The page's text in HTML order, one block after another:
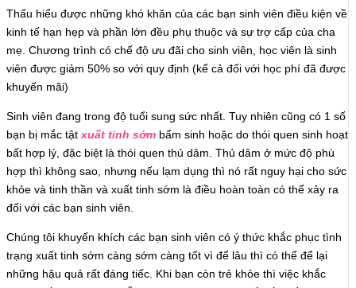
Thấu hiểu được những khó khăn của các bạn sinh viên điều kiện về
kinh tế hạn hẹp và phần lớn đều phụ thuộc và sự trợ cấp của cha
mẹ. Chương trình có chế độ ưu đãi cho sinh viên, học viên là sinh
viên được giảm 50% so với quy định (kể cả đối với học phí đã được
khuyến mãi)
Sinh viên đang trong độ tuổi sung sức nhất. Tuy nhiên cũng có 1 số
bạn bị mắc tậtxuất tinh sớmbẩm sinh hoặc do thói quen sinh hoạt
bất hợp lý, đặc biệt là thói quen thủ dâm. Thủ dâm ở mức độ phù
hợp thì không sao, nhưng nếu lạm dụng thì nó rất nguy hại cho sức
khỏe và tinh thần và xuất tinh sớm là điều hoàn toàn có thể xảy ra
đối với các bạn sinh viên.
Chúng tôi khuyến khích các bạn sinh viên có ý thức khắc phục tình
trạng xuất tinh sớm càng sớm càng tốt vì để lâu thì có thể để lại
những hậu quả rất đáng tiếc. Khi bạn còn trẻ khỏe thì việc khắc